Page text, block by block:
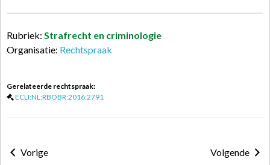
Rubriek: Strafrecht en criminologie
Organisatie: Rechtspraak
Gerelateerde rechtspraak:
ECLI:NL:RBOBR:2016:2791
Vorige
Volgende